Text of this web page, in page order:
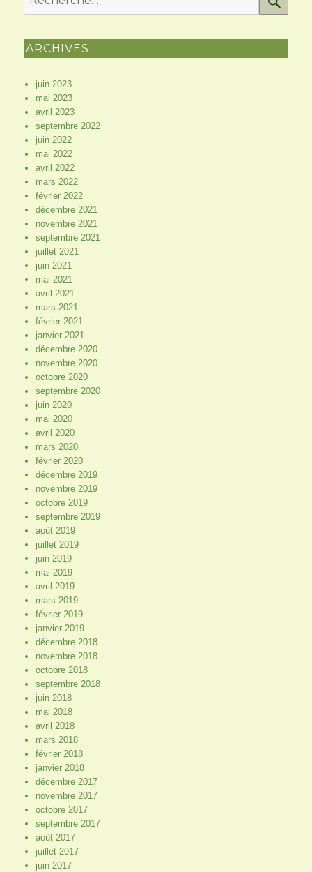
pour
ARCHIVES
juin 2023
mai 2023
avril 2023
septembre 2022
juin 2022
mai 2022
avril 2022
mars 2022
février 2022
décembre 2021
novembre 2021
septembre 2021
juillet 2021
juin 2021
mai 2021
avril 2021
mars 2021
février 2021
janvier 2021
décembre 2020
novembre 2020
octobre 2020
septembre 2020
juin 2020
mai 2020
avril 2020
mars 2020
février 2020
décembre 2019
novembre 2019
octobre 2019
septembre 2019
août 2019
juillet 2019
juin 2019
mai 2019
avril 2019
mars 2019
février 2019
janvier 2019
décembre 2018
novembre 2018
octobre 2018
septembre 2018
juin 2018
mai 2018
avril 2018
mars 2018
février 2018
janvier 2018
décembre 2017
novembre 2017
octobre 2017
septembre 2017
août 2017
juillet 2017
juin 2017